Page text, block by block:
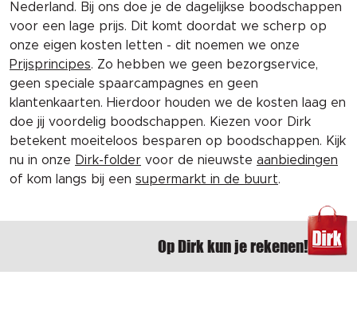
Nederland. Bij ons doe je de dagelijkse boodschappen
voor een lage prijs. Dit komt doordat we scherp op
onze eigen kosten letten - dit noemen we onze
Prijsprincipes. Zo hebben we geen bezorgservice,
geen speciale spaarcampagnes en geen
klantenkaarten. Hierdoor houden we de kosten laag en
doe jij voordelig boodschappen. Kiezen voor Dirk
betekent moeiteloos besparen op boodschappen. Kijk
nu in onze Dirk-folder voor de nieuwste aanbiedingen
of kom langs bij een supermarkt in de buurt.
Op Dirk kun je rekenen!